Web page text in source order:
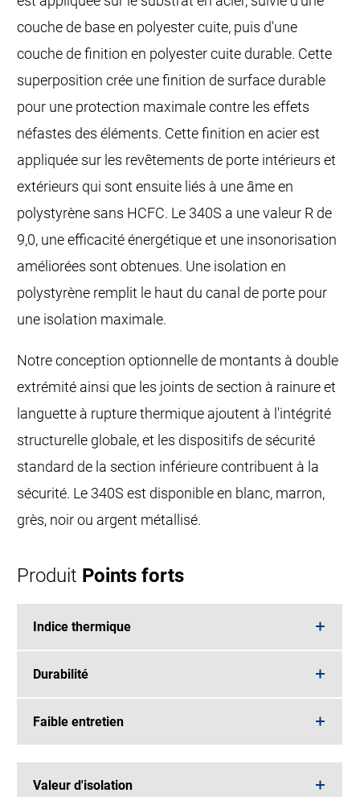
couche de base en polyester cuite, puis d'une
couche de finition en polyester cuite durable. Cette
superposition crée une finition de surface durable
pour une protection maximale contre les effets
néfastes des éléments. Cette finition en acier est
appliquée sur les revêtements de porte intérieurs et
extérieurs qui sont ensuite liés à une âme en
polystyrène sans HCFC. Le 340S a une valeur R de
9,0, une efficacité énergétique et une insonorisation
améliorées sont obtenues. Une isolation en
polystyrène remplit le haut du canal de porte pour
une isolation maximale.
Notre conception optionnelle de montants à double
extrémité ainsi que les joints de section à rainure et
languette à rupture thermique ajoutent à l'intégrité
structurelle globale, et les dispositifs de sécurité
standard de la section inférieure contribuent à la
sécurité. Le 340S est disponible en blanc, marron,
grès, noir ou argent métallisé.
Produit Points forts
Indice thermique
Durabilité
Faible entretien
Valeur d'isolation